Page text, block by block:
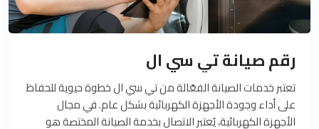
رقم صيانة تي سي ال
تعتبر خدمات الصيانة الفعّالة من تي سي ال خطوة حيوية للحفاظ
على أداء وجودة الأجهزة الكهربائية بشكل عام. في مجال
الأجهزة الكهربائية، يُعتبر الاتصال بخدمة الصيانة المختصة هو